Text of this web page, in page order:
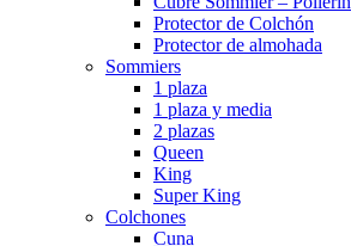
Protector de Colchón
Protector de almohada
Sommiers
1 plaza
1 plaza y media
2 plazas
Queen
King
Super King
Colchones
Cuna